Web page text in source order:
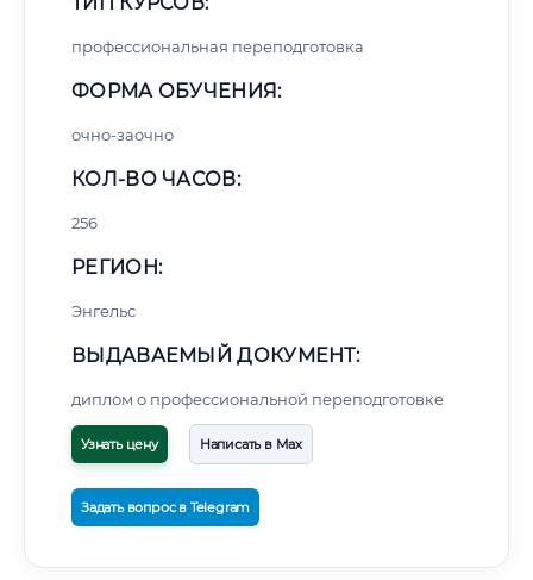
профессиональная переподготовка
ФОРМА ОБУЧЕНИЯ:
очно-заочно
КОЛ-ВО ЧАСОВ:
256
РЕГИОН:
Энгельс
ВЫДАВАЕМЫЙ ДОКУМЕНТ:
диплом о профессиональной переподготовке
Узнать цену Написать в Max
Задать вопрос в Telegram